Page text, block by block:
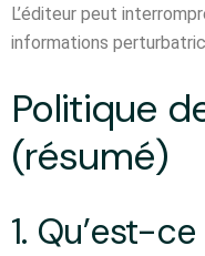
L’éditeur peut
informations
Politique
(résumé)
1. Qu’est-